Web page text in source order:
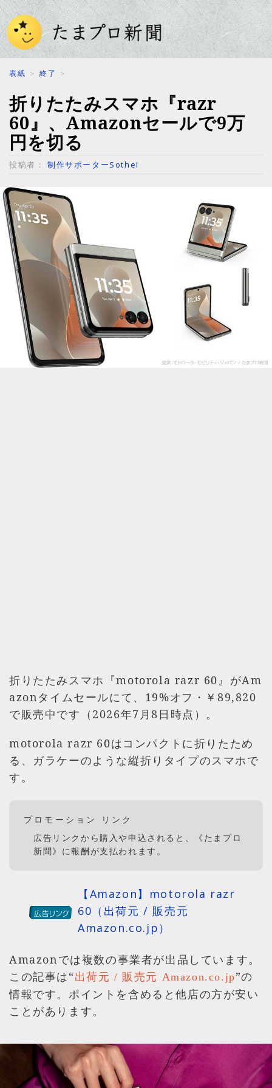
表紙 ＞終了 ＞
折りたたみスマホ『razr
60』、Amazonセールで9万
円を切る
投稿者： 制作サポーターSothei
折りたたみスマホ『motorola razr 60』がAm
azonタイムセールにて、19%オフ・￥89,820
で販売中です（2026年7月8日時点）。
motorola razr 60はコンパクトに折りたため
る、ガラケーのような縦折りタイプのスマホで
す。
プロモーション リンク
広告リンクから購入や申込されると、《たまプロ
新聞》に報酬が支払われます。
【Amazon】motorola razr
60（出荷元 / 販売元
Amazon.co.jp）
Amazonでは複数の事業者が出品しています。
この記事は“出荷元 / 販売元 Amazon.co.jp”の
情報です。ポイントを含めると他店の方が安い
ことがあります。